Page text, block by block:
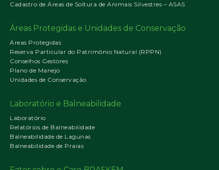
Cadastro de Áreas de Soltura de Animais Silvestres – ASAS
Áreas Protegidas e Unidades de Conservação
Áreas Protegidas
Reserva Particular do Patrimônio Natural (RPPN)
Conselhos Gestores
Plano de Manejo
Unidades de Conservação
Laboratório e Balneabilidade
Laboratório
Relatórios de Balneabilidade
Balneabilidade de Lagunas
Balneabilidade de Praias